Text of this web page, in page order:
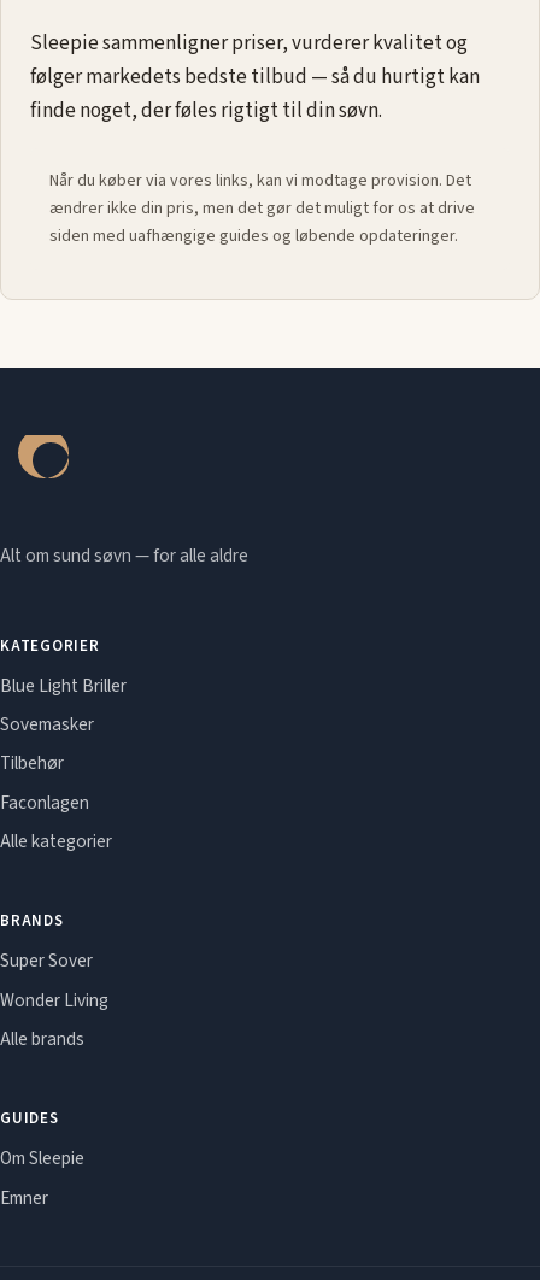
Sleepie sammenligner priser, vurderer kvalitet og
følger markedets bedste tilbud — så du hurtigt kan
finde noget, der føles rigtigt til din søvn.
Når du køber via vores links, kan vi modtage provision. Det
ændrer ikke din pris, men det gør det muligt for os at drive
siden med uafhængige guides og løbende opdateringer.
Alt om sund søvn — for alle aldre
KATEGORIER
Blue Light Briller
Sovemasker
Tilbehør
Faconlagen
Alle kategorier
BRANDS
Super Sover
Wonder Living
Alle brands
GUIDES
Om Sleepie
Emner